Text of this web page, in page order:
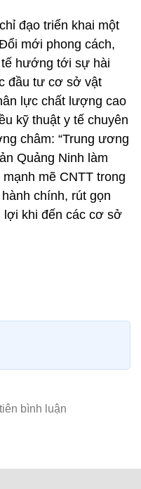
đạo triển khai một
mới phong cách,
hướng tới sự hài
đầu tư cơ sở vật
lực chất lượng cao
kỹ thuật y tế chuyên
châm: “Trung ương
Quảng Ninh làm
mẽ CNTT trong
chính, rút gọn
lợi khi đến các cơ sở